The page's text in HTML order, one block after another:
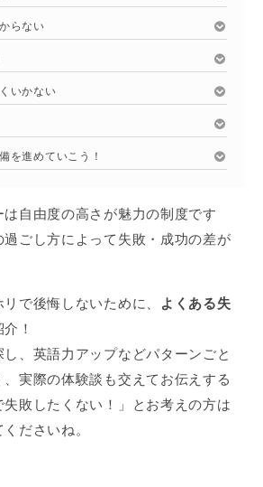
らない
いかない
を進めていこう！
自由度の高さが魅力の制度です
ごし方によって失敗・成功の差が
で後悔しないために、
よくある失
！
、英語力アップなどパターンごと
実際の体験談も交えてお伝えする
敗したくない！」とお考えの方は
ださいね。